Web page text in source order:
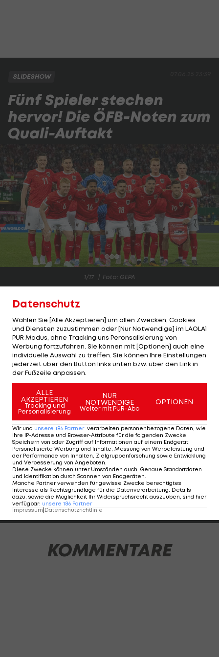
SLIDESHOW
Fünf Spieler stechen
hervor! Die ÖFB-Noten zum
Quali-Auftakt
1/17 Foto: GEPA
Perfekter Auftakt in die WM-Qualifikation!
Das ÖFB-Team gewinnt das erste Spiel der Quali
zu Hause gegen Rumänien absolut verdient mit 2:1
und startet damit mit drei Punkten (zum
Spielbericht >>>).
Alles in allem zeigen die Österreicher einer sehr
solide und konzentrierte Leistung. Fünf Akteure
stachen beim Heimsieg besonders hervor.
LAOLA1analysiert die Leistung aller ÖFB-Akteure
und verteilt Noten (1=Sehr Gut, 2=Gut,
3=Befriedigend, 4=Genügend, 5=Nicht Genügend,
"-" = zu kurz eingesetzt).
1 VON 17
KOMMENTARE
Datenschutz
Wählen Sie [Alle Akzeptieren] um allen Zwecken, Cookies
und Diensten zuzustimmen oder [Nur Notwendige] im LAOLA1
PUR Modus, ohne Tracking uns Peronsalisierung von
Werbung fortzufahren. Sie können mit [Optionen] auch eine
individuelle Auswahl zu treffen. Sie können Ihre Einstellungen
jederzeit über den Button links unten bzw. über den Link in
der Fußzeile anpassen.
ALLE
AKZEPTIEREN
Tracking und
Personalisierung
NUR
NOTWENDIGE
Weiter mit PUR-Abo
OPTIONEN
Wir und unsere 186 Partner verarbeiten personenbezogene Daten, wie
Ihre IP-Adresse und Browser-Attribute für die folgenden Zwecke:
Speichern von oder Zugriff auf Informationen auf einem Endgerät;
Personalisierte Werbung und Inhalte, Messung von Werbeleistung und
der Performance von Inhalten, Zielgruppenforschung sowie Entwicklung
und Verbesserung von Angeboten.
Diese Zwecke können unter Umständen auch: Genaue Standortdaten
und Identifikation durch Scannen von Endgeräten.
Manche Partner verwenden für gewisse Zwecke berechtigtes
Interesse als Rechtsgrundlage für die Datenverarbeitung. Details
dazu, sowie die Möglichkeit Ihr Widerspruchsrecht auszuüben, sind hier
verfügbar: unsere 186 Partner
Impressum Datenschutzrichtlinie